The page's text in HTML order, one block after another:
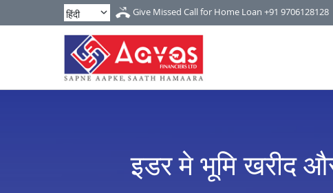
Give Missed Call for Home Loan +91 9706128128
इडर मे भूमि खरीद